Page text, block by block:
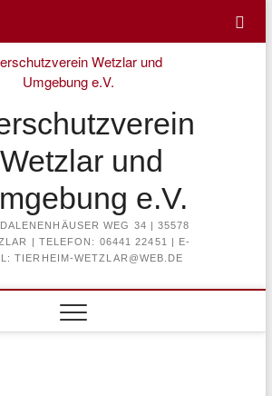
Wetzlar und
e.V.
WEG 34 | 35578
| TELEFON: 06441 22451 | E-
TIERHEIM-WETZLAR@WEB.DE